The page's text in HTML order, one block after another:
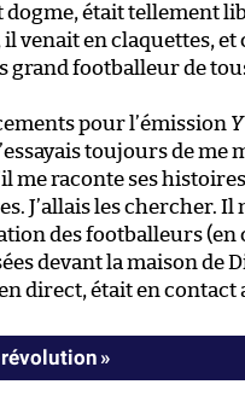
était tellement
venait en claquettes, et
grand footballeur de
pour l’émission
toujours de me
me raconte ses
J’allais les chercher. Il
des footballeurs
devant la maison de
direct, était en contact
»